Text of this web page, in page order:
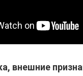
внешние